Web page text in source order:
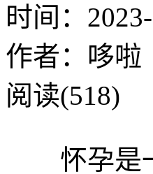
时间：
作者：哆啦
阅读(518)
怀孕是一